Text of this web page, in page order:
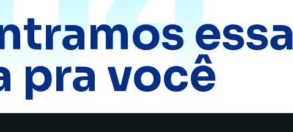
essa
pra você